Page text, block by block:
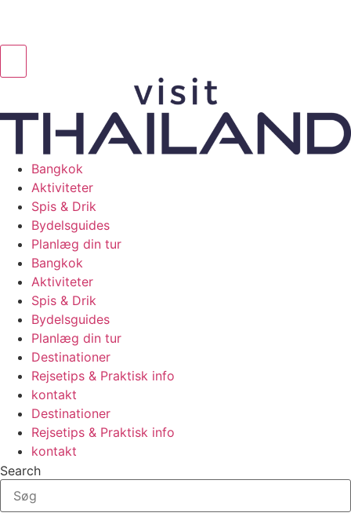
Bangkok
Aktiviteter
Spis & Drik
Bydelsguides
Planlæg din tur
Bangkok
Aktiviteter
Spis & Drik
Bydelsguides
Planlæg din tur
Destinationer
Rejsetips & Praktisk info
kontakt
Destinationer
Rejsetips & Praktisk info
kontakt
Search